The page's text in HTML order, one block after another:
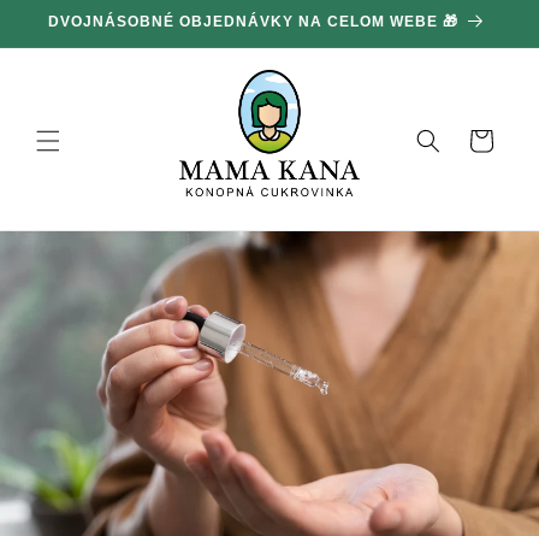
a prejsť
na obsah
DVOJNÁSOBNÉ OBJEDNÁVKY NA CELOM WEBE 🎁
Košík